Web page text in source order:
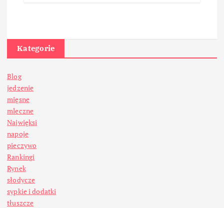
Kategorie
Blog
jedzenie
mięsne
mleczne
Najwięksi
napoje
pieczywo
Rankingi
Rynek
słodycze
sypkie i dodatki
tłuszcze